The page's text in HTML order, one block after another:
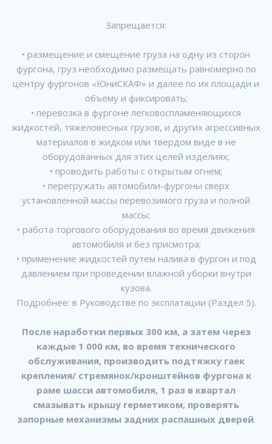
Запрещается:
• размещение и смещение груза на одну из сторон
фургона, груз необходимо размещать равномерно по
центру фургонов «ЮниСКАФ» и далее по их площади и
объему и фиксировать;
• перевозка в фургоне легковоспламеняющихся
жидкостей, тяжеловесных грузов, и других агрессивных
материалов в жидком или твердом виде в не
оборудованных для этих целей изделиях;
• проводить работы с открытым огнем;
• перегружать автомобили-фургоны сверх
установленной массы перевозимого груза и полной
массы;
• работа торгового оборудования во время движения
автомобиля и без присмотра;
• применение жидкостей путем налива в фургон и под
давлением при проведении влажной уборки внутри
кузова.
Подробнее: в Руководстве по эксплатации (Раздел 5).
После наработки первых 300 км, а затем через
каждые 1 000 км, во время технического
обслуживания, производить подтяжку гаек
крепления/ стремянок/кронштейнов фургона к
раме шасси автомобиля, 1 раз в квартал
смазывать крышу герметиком, проверять
запорные механизмы задних распашных дверей.